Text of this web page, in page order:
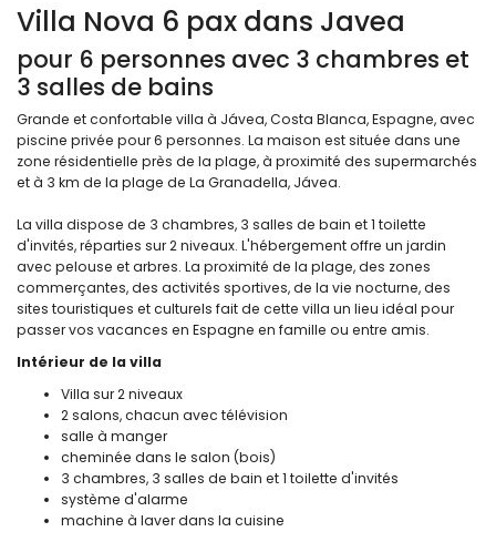
Villa Nova 6 pax dans Javea
pour 6 personnes avec 3 chambres et
3 salles de bains
Grande et confortable villa à Jávea, Costa Blanca, Espagne, avec
piscine privée pour 6 personnes. La maison est située dans une
zone résidentielle près de la plage, à proximité des supermarchés
et à 3 km de la plage de La Granadella, Jávea.
La villa dispose de 3 chambres, 3 salles de bain et 1 toilette
d'invités, réparties sur 2 niveaux. L'hébergement offre un jardin
avec pelouse et arbres. La proximité de la plage, des zones
commerçantes, des activités sportives, de la vie nocturne, des
sites touristiques et culturels fait de cette villa un lieu idéal pour
passer vos vacances en Espagne en famille ou entre amis.
Intérieur de la villa
Villa sur 2 niveaux
2 salons, chacun avec télévision
salle à manger
cheminée dans le salon (bois)
3 chambres, 3 salles de bain et 1 toilette d'invités
système d'alarme
machine à laver dans la cuisine